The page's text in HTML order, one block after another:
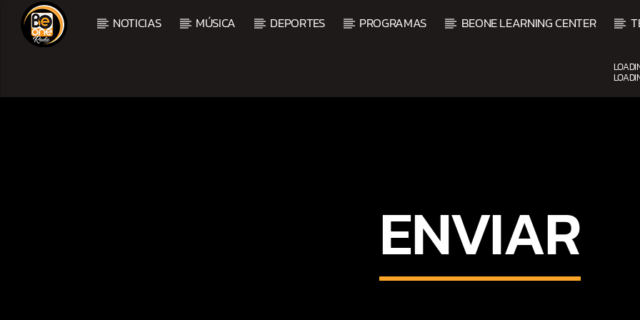
NOTICIAS MÚSICA DEPORTES PROGRAMAS BEONE LEARNING CENTER
ENVIAR